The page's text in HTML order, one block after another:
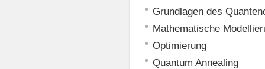
Grundlagen des
Mathematische
Optimierung
Quantum Annealing